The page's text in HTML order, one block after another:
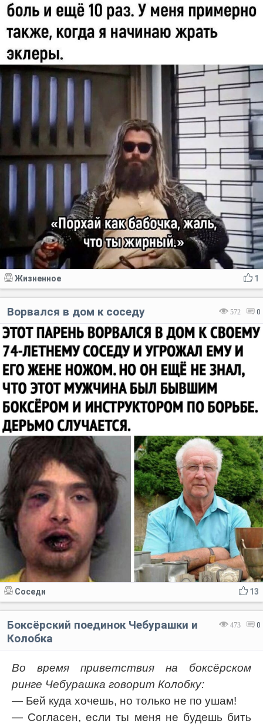
1
Жизненное
572 0
Ворвался в дом к соседу
13
Соседи
473 0
Боксёрский поединок Чебурашки и
Колобка
Во время приветствия на боксёрском
ринге Чебурашка говорит Колобку:
— Бей куда хочешь, но только не по ушам!
— Согласен, если ты меня не будешь бить